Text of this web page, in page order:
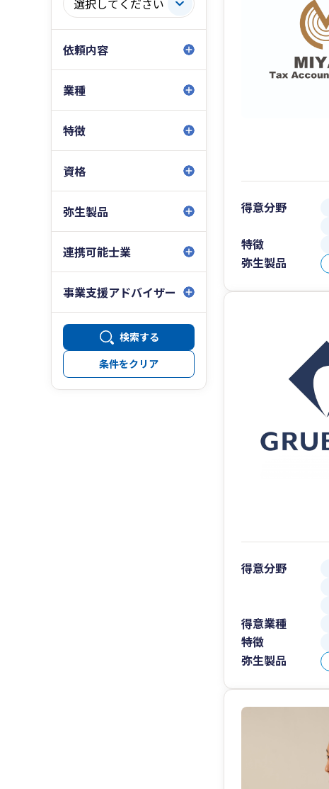
依頼内容
業種
特徴
資格
弥生製品
連携可能士業
事業支援アドバイザー
検索する
条件をクリア
得意分野
特徴
弥生製品
得意分野
得意業種
特徴
弥生製品